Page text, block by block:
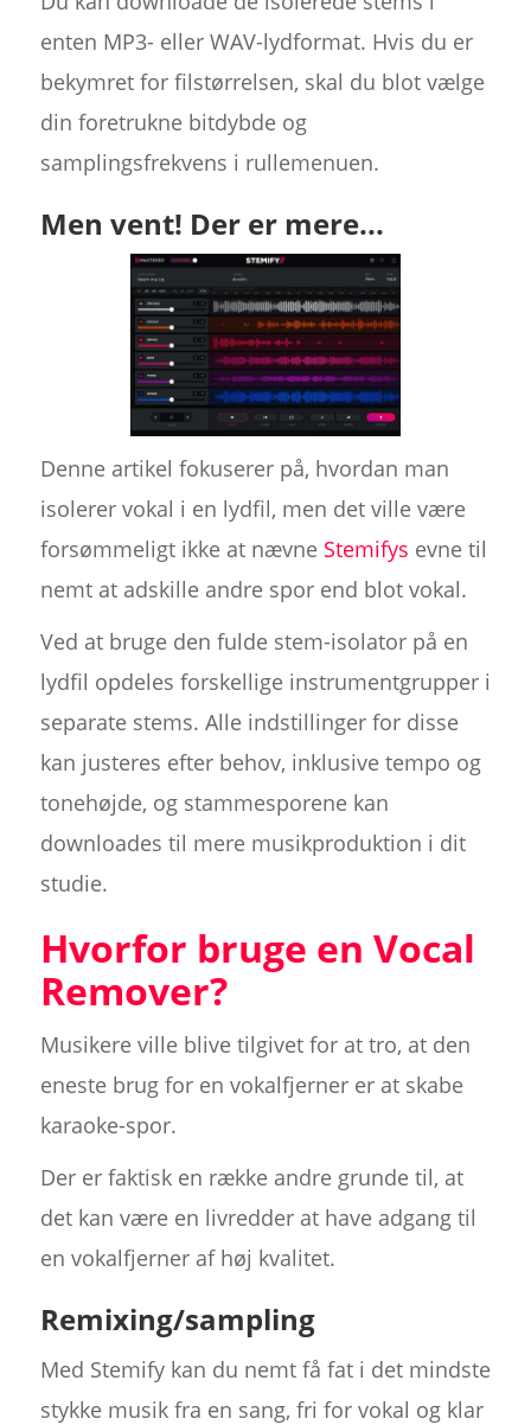
enten MP3- eller WAV-lydformat. Hvis du er
bekymret for filstørrelsen, skal du blot vælge
din foretrukne bitdybde og
samplingsfrekvens i rullemenuen.
Men vent! Der er mere...
Denne artikel fokuserer på, hvordan man
isolerer vokal i en lydfil, men det ville være
forsømmeligt ikke at nævne Stemifys evne til
nemt at adskille andre spor end blot vokal.
Ved at bruge den fulde stem-isolator på en
lydfil opdeles forskellige instrumentgrupper i
separate stems. Alle indstillinger for disse
kan justeres efter behov, inklusive tempo og
tonehøjde, og stammesporene kan
downloades til mere musikproduktion i dit
studie.
Hvorfor bruge en Vocal
Remover?
Musikere ville blive tilgivet for at tro, at den
eneste brug for en vokalfjerner er at skabe
karaoke-spor.
Der er faktisk en række andre grunde til, at
det kan være en livredder at have adgang til
en vokalfjerner af høj kvalitet.
Remixing/sampling
Med Stemify kan du nemt få fat i det mindste
stykke musik fra en sang, fri for vokal og klar